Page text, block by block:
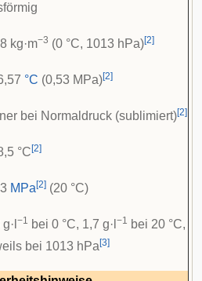
kg·m−3 (0 °C, 1013 hPa)[2]
°C (0,53 MPa)[2]
bei Normaldruck (sublimiert)[2]
°C [2]
MPa [2] (20 °C)
−1 bei 0 °C, 1,7 g·l −1 bei 20 °C,
bei 1013 hPa [3]